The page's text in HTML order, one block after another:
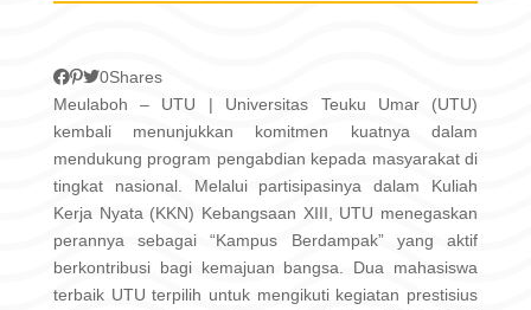
0Shares
Meulaboh – UTU | Universitas Teuku Umar (UTU)
kembali menunjukkan komitmen kuatnya dalam
mendukung program pengabdian kepada masyarakat di
tingkat nasional. Melalui partisipasinya dalam Kuliah
Kerja Nyata (KKN) Kebangsaan XIII, UTU menegaskan
perannya sebagai “Kampus Berdampak” yang aktif
berkontribusi bagi kemajuan bangsa. Dua mahasiswa
terbaik UTU terpilih untuk mengikuti kegiatan prestisius